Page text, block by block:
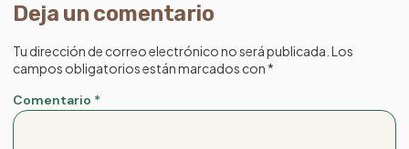
Deja un comentario
Tu dirección de correo electrónico no será publicada. Los
campos obligatorios están marcados con *
Comentario *